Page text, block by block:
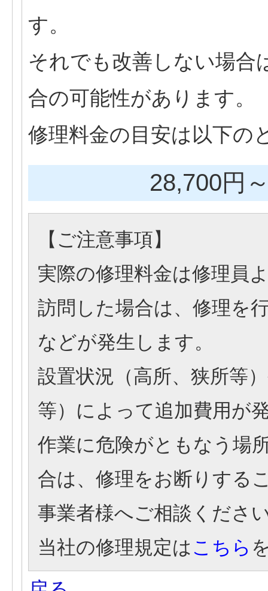
す。
それでも改善しない場合
合の可能性があります。
修理料金の目安は以下の
28,700円
【 ご注意事項】
実際の修理料金は修理員
訪問した場合は、修理を
などが発生します。
設置状況（高所、狭所等
等）によって追加費用が
作業に危険がともなう場
合は、修理をお断りする
事業者様へご相談くださ
当社の修理規定はこちら